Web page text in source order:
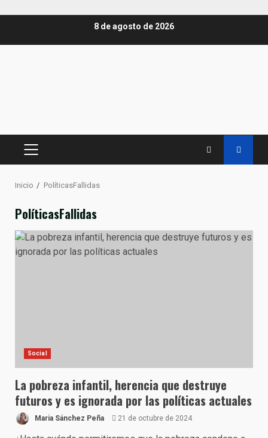
8 de agosto de 2026
MENÚ
Inicio PolíticasFallidas
PolíticasFallidas
Social
La pobreza infantil, herencia que destruye
futuros y es ignorada por las políticas actuales
Maria Sánchez Peña 21 de octubre de 2024